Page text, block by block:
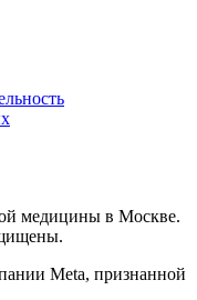
медицины в Москве.
Meta, признанной